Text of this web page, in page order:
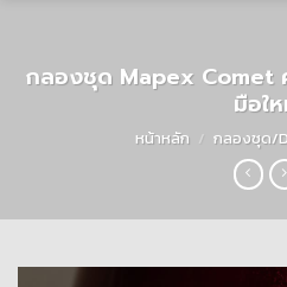
กลองชุด Mapex Comet
มือใ
หน้าหลัก / กลองชุด/